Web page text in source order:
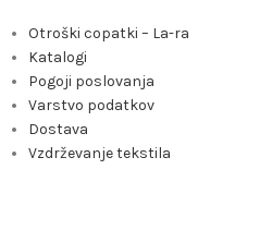
Otroški copatki – La-ra
Katalogi
Pogoji poslovanja
Varstvo podatkov
Dostava
Vzdrževanje tekstila